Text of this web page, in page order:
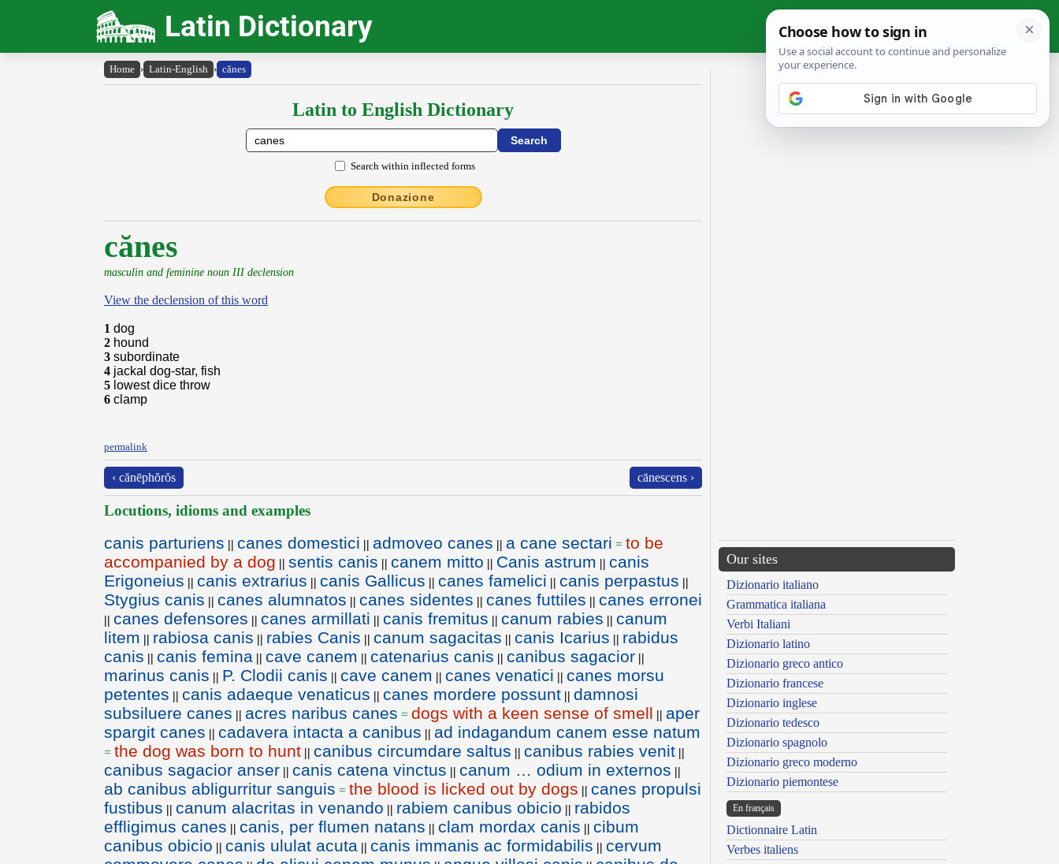
Latin Dictionary
Home › Latin-English › cănes
Latin to English Dictionary
Search within inflected forms
Donazione
cănes
masculin and feminine noun III declension
View the declension of this word
1 dog
2 hound
3 subordinate
4 jackal dog-star, fish
5 lowest dice throw
6 clamp
permalink
‹ cănēphŏrŏs cānescens ›
Locutions, idioms and examples
canis parturiens || canes domestici || admoveo canes || a cane sectari = to be
accompanied by a dog || sentis canis || canem mitto || Canis astrum || canis
Erigoneius || canis extrarius || canis Gallicus || canes famelici || canis perpastus ||
Stygius canis || canes alumnatos || canes sidentes || canes futtiles || canes erronei
|| canes defensores || canes armillati || canis fremitus || canum rabies || canum
litem || rabiosa canis || rabies Canis || canum sagacitas || canis Icarius || rabidus
canis || canis femina || cave canem || catenarius canis || canibus sagacior ||
marinus canis || P. Clodii canis || cave canem || canes venatici || canes morsu
petentes || canis adaeque venaticus || canes mordere possunt || damnosi
subsiluere canes || acres naribus canes = dogs with a keen sense of smell || aper
spargit canes || cadavera intacta a canibus || ad indagandum canem esse natum
= the dog was born to hunt || canibus circumdare saltus || canibus rabies venit ||
canibus sagacior anser || canis catena vinctus || canum … odium in externos ||
ab canibus abligurritur sanguis = the blood is licked out by dogs || canes propulsi
fustibus || canum alacritas in venando || rabiem canibus obicio || rabidos
effligimus canes || canis, per flumen natans || clam mordax canis || cibum
canibus obicio || canis ululat acuta || canis immanis ac formidabilis || cervum
Our sites
Dizionario italiano
Grammatica italiana
Verbi Italiani
Dizionario latino
Dizionario greco antico
Dizionario francese
Dizionario inglese
Dizionario tedesco
Dizionario spagnolo
Dizionario greco moderno
Dizionario piemontese
En français
Dictionnaire Latin
Verbes italiens